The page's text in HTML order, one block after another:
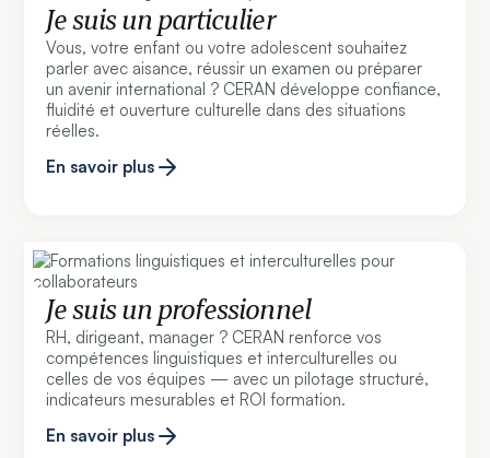
Je suis un particulier
Vous, votre enfant ou votre adolescent souhaitez
parler avec aisance, réussir un examen ou préparer
un avenir international ? CERAN développe confiance,
fluidité et ouverture culturelle dans des situations
réelles.
En savoir plus
Je suis un professionnel
RH, dirigeant, manager ? CERAN renforce vos
compétences linguistiques et interculturelles ou
celles de vos équipes — avec un pilotage structuré,
indicateurs mesurables et ROI formation.
En savoir plus